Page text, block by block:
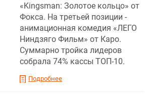
«Kingsman: Золотое кольцо» от
Фокса. На третьей позиции -
анимационная комедия «ЛЕГО
Ниндзяго Фильм» от Каро.
Суммарно тройка лидеров
собрала 74% кассы ТОП-10.
Подробнее